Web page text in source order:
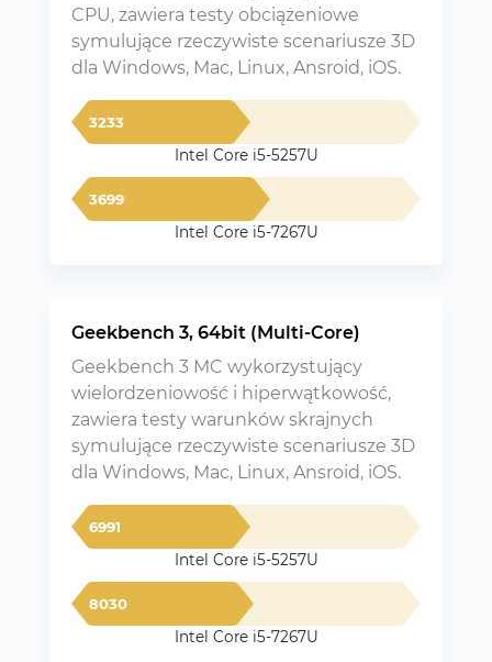
CPU, zawiera testy obciążeniowe
symulujące rzeczywiste scenariusze 3D
dla Windows, Mac, Linux, Ansroid, iOS.
3233
Intel Core i5-5257U
3699
Intel Core i5-7267U
Geekbench 3, 64bit (Multi-Core)
Geekbench 3 MC wykorzystujący
wielordzeniowość i hiperwątkowość,
zawiera testy warunków skrajnych
symulujące rzeczywiste scenariusze 3D
dla Windows, Mac, Linux, Ansroid, iOS.
6991
Intel Core i5-5257U
8030
Intel Core i5-7267U